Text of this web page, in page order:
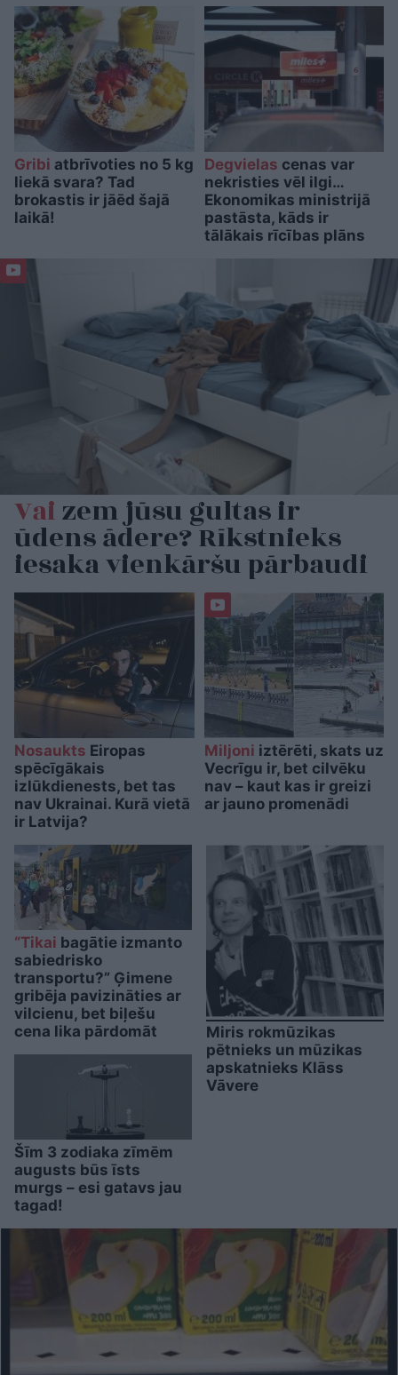
Gribi atbrīvoties no 5 kg
liekā svara? Tad
brokastis ir jāēd šajā
laikā!
Degvielas cenas var
nekristies vēl ilgi…
Ekonomikas ministrijā
pastāsta, kāds ir
tālākais rīcības plāns
Vaizem jūsu gultas ir
ūdens ādere? Rīkstnieks
iesaka vienkāršu pārbaudi
Nosaukts Eiropas
spēcīgākais
izlūkdienests, bet tas
nav Ukrainai. Kurā vietā
ir Latvija?
Miljoni iztērēti, skats uz
Vecrīgu ir, bet cilvēku
nav – kaut kas ir greizi
ar jauno promenādi
“Tikai bagātie izmanto
sabiedrisko
transportu?” Ģimene
gribēja pavizināties ar
vilcienu, bet biļešu
cena lika pārdomāt
Šīm 3 zodiaka zīmēm
augusts būs īsts
murgs – esi gatavs jau
tagad!
Miris rokmūzikas
pētnieks un mūzikas
apskatnieks Klāss
Vāvere